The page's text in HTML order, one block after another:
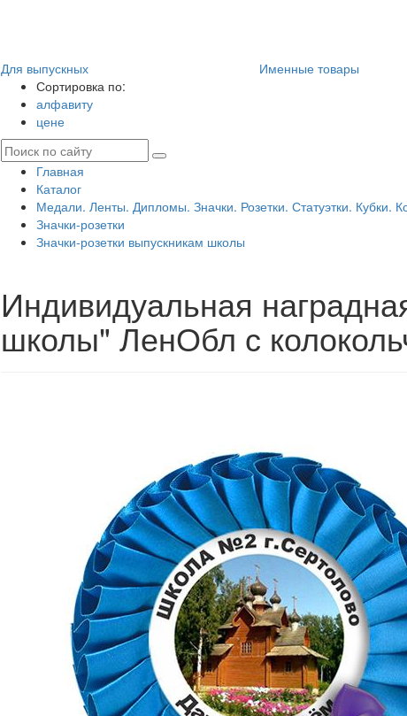
Для выпускных Именные товары
Сортировка по:
алфавиту
цене
Главная
Каталог
Медали. Ленты. Дипломы. Значки. Розетки. Статуэтки. Кубки.
Значки-розетки
Значки-розетки выпускникам школы
Индивидуальная
школы" ЛенОбл с